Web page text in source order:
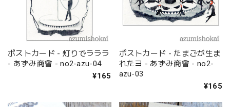
ポストカード - 灯りでラララ
- あずみ商會 - no2-azu-04
¥165
ポストカード - たまごが生ま
れたヨ - あずみ商會 - no2-
azu-03
¥165